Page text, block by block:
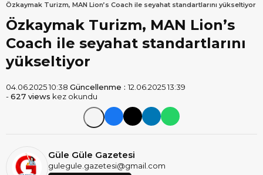
Özkaymak Turizm, MAN Lion’s Coach ile seyahat standartlarını yükseltiyor
Özkaymak Turizm, MAN Lion’s
Coach ile seyahat standartlarını
yükseltiyor
04.06.2025 10:38 Güncellenme :12.06.2025 13:39
-627 views kez okundu
Güle Güle Gazetesi
gulegule.gazetesi@gmail.com